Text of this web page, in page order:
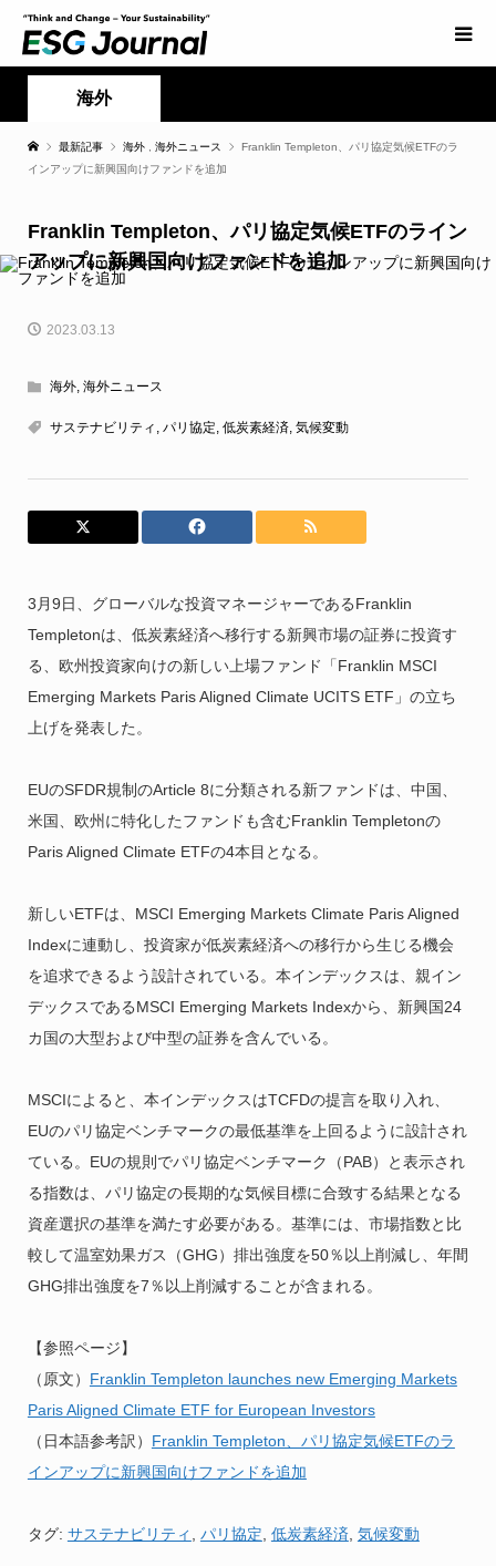
海外
最新記事 海外 海外ニュース
Franklin Templeton、パリ協定気候ETFのラ
インアップに新興国向けファンドを追加
Franklin Templeton、パリ協定気候ETFのライン
アップに新興国向けファンドを追加
2023.03.13
海外, 海外ニュース
サステナビリティ , パリ協定, 低炭素経済, 気候変動
3月9日、グローバルな投資マネージャーであるFranklin
Templetonは、低炭素経済へ移行する新興市場の証券に投資す
る、欧州投資家向けの新しい上場ファンド「Franklin MSCI
Emerging Markets Paris Aligned Climate UCITS ETF」の立ち
上げを発表した。
EUのSFDR規制のArticle 8に分類される新ファンドは、中国、
米国、欧州に特化したファンドも含むFranklin Templetonの
Paris Aligned Climate ETFの4本目となる。
新しいETFは、MSCI Emerging Markets Climate Paris Aligned
Indexに連動し、投資家が低炭素経済への移行から生じる機会
を追求できるよう設計されている。本インデックスは、親イン
デックスであるMSCI Emerging Markets Indexから、新興国24
カ国の大型および中型の証券を含んでいる。
MSCIによると、本インデックスはTCFDの提言を取り入れ、
EUのパリ協定ベンチマークの最低基準を上回るように設計され
ている。EUの規則でパリ協定ベンチマーク（PAB）と表示され
る指数は、パリ協定の長期的な気候目標に合致する結果となる
資産選択の基準を満たす必要がある。基準には、市場指数と比
較して温室効果ガス（GHG）排出強度を50％以上削減し、年間
GHG排出強度を7％以上削減することが含まれる。
【参照ページ】
（原文） Franklin Templeton launches new Emerging Markets
Paris Aligned Climate ETF for European Investors
（日本語参考訳） Franklin Templeton、パリ協定気候ETFのラ
インアップに新興国向けファンドを追加
タグ: サステナビリティ パリ協定 低炭素経済, 気候変動